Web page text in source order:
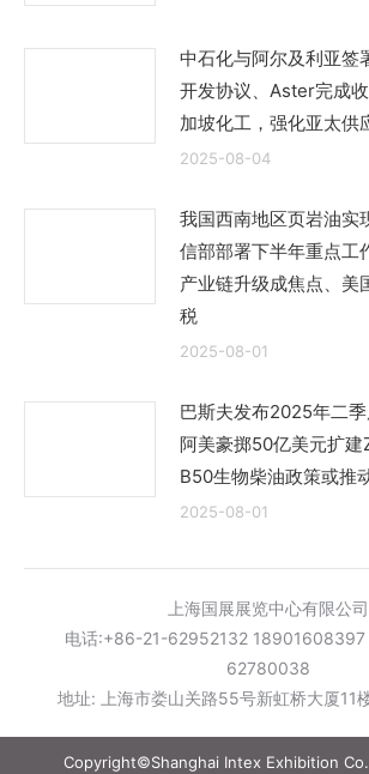
中石化与阿尔及利亚签
开发协议、Aster完成
加坡化工，强化亚太供
2025-08-04
我国西南地区页岩油实
信部部署下半年重点工
产业链升级成焦点、美
税
2025-08-01
巴斯夫发布2025年二
阿美豪掷50亿美元扩
B50生物柴油政策或推
2025-08-01
上海国展展览中心有限公司
电话:+86-21-62952132
62780038
地址: 上海市娄山关路55号新虹桥大厦11
Copyright©Shanghai Intex Exhibition